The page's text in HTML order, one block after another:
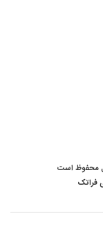
محفوظ است
فراتک